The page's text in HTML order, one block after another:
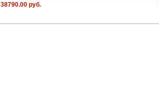
38790.00 руб.